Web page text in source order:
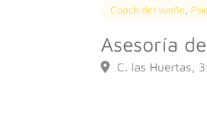
Coach del sueño
Asesoría
C. las Huertas,